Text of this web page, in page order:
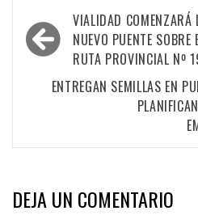
Navegación
de
entradas
VIALIDAD COMENZARÁ
NUEVO PUENTE
RUTA PROVINCIAL Nº
ENTREGAN SEMILLAS EN
DEJA UN COMENTARIO